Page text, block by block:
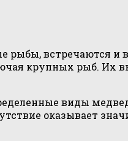
рыбы, встречаются
крупных рыб.
виды
оказывает